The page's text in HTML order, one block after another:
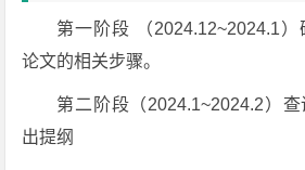
第一阶段 （2024.12~2024.1
论文的相关步骤。
第二阶段（2024.1~2024.2）
出提纲